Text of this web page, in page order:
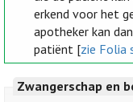
erkend voor het
apotheker kan
patiënt [zie Folia
Zwangerschap en